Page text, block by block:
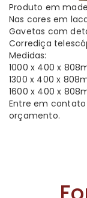
Produto em
Nas cores em
Gavetas com
Corrediça
Medidas:
1000 x 400 x
1300 x 400 x
1600 x 400 x
Entre em
orçamento.